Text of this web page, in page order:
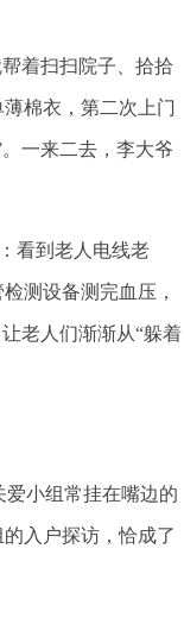
着扫扫院子、拾拾
棉衣，第二次上门
一来二去，李大爷
看到老人电线老
测设备测完血压，
老人们渐渐从“躲着
小组常挂在嘴边的
入户探访，恰成了